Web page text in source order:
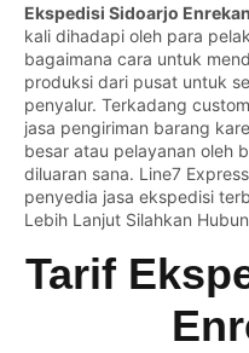
Ekspedisi Sidoarjo
kali dihadapi oleh para
bagaimana cara untuk
produksi dari pusat untuk
penyalur. Terkadang
jasa pengiriman barang
besar atau pelayanan oleh
diluaran sana. Line7
penyedia jasa ekspedisi
Lebih Lanjut Silahkan
Tarif